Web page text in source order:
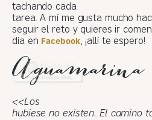
tachando cada
tarea. A mí me gusta mucho
seguir el reto y quieres ir
día en Facebook, ¡allí te espero!
<<Los
hubiese no existen. El camino